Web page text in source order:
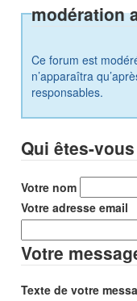
modération
Ce forum est
n’apparaîtra
responsables.
Qui êtes-
Votre nom
Votre adresse email
Votre
Texte de votre